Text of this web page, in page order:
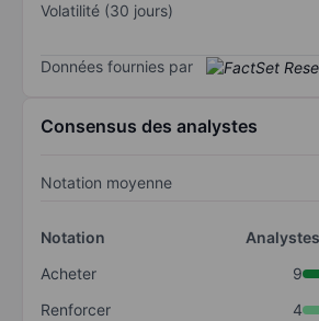
Volatilité (30 jours)
Données fournies par
Consensus des analystes
Notation moyenne
Notation
Analystes
Acheter
9
Renforcer
4